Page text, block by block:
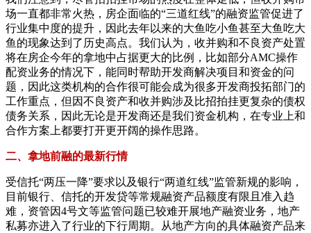
场一直都非常火热，房企面临的“三道红线”的融资监管促进了
行业集中度的提升，因此去年以来的大鱼吃小鱼甚至大鱼吃大
鱼的现象达到了历史高点。我们认为，收并购和不良资产处置
将在房企今年的拿地中占据更大的比例，比如部分AMC操作
配资业务的情况下，能同时帮助开发商解决项目和资金的问
题，因此这类机构的合作很可能会成为很多开发商投拓部门的
工作重点，但因不良资产和收并购涉及比招拍挂更复杂的债权
债务关系，因此无论是开发商还是我们资金机构，在专业上和
合作方案上都要打开更开阔的操作思路。
二、拿地前融的最新行情
受信托“两压一降”要求以及银行“两道红线”监管新规的影响，
目前银行、信托的开发贷等常规融资产品额度有限且准入趋
难，资管因4号文等监管问题已较难开展地产融资业务，地产
私募亦进入了行业的下行周期。从地产方向的具体融资产品来